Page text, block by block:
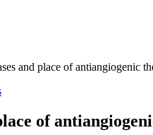
and place of antiangiogenic
of